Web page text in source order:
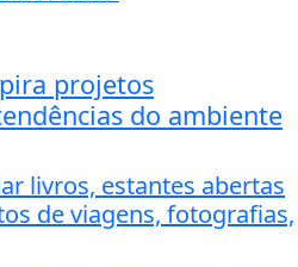
projetos
do ambiente
livros, estantes abertas
de viagens, fotografias,